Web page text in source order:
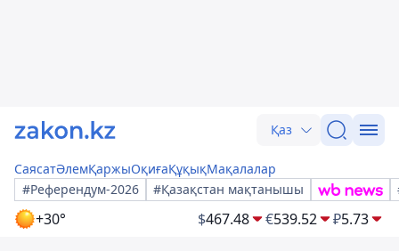
Қаз
СаясатӘлемҚаржыОқиғаҚұқықМақалалар
#Референдум-2026
#Қазақстан мақтанышы
+30° $467.48 €539.52 ₽5.73